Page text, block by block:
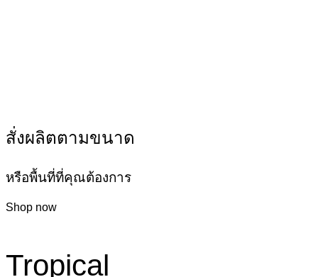
สั่งผลิตตามขนาด
หรือพื้นที่ที่คุณต้องการ
Shop now
Tropical